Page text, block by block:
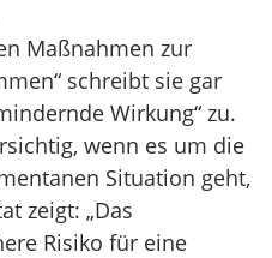
Maßnahmen zur
schreibt sie gar
Wirkung“ zu.
wenn es um die
Situation geht,
zeigt: „Das
Risiko für eine